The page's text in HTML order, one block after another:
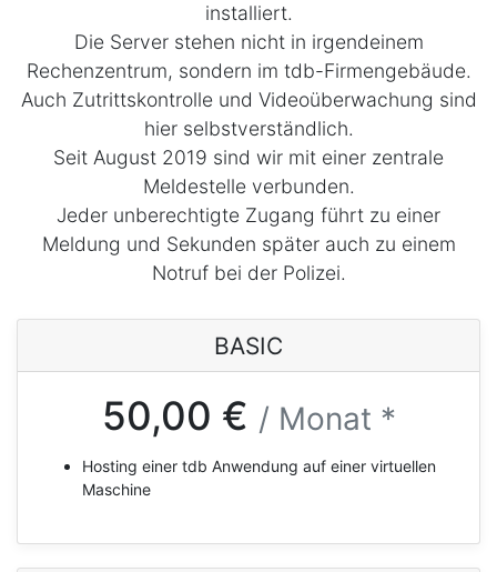
installiert.
Die Server stehen nicht in irgendeinem
Rechenzentrum, sondern im tdb-Firmengebäude.
Auch Zutrittskontrolle und Videoüberwachung sind
hier selbstverständlich.
Seit August 2019 sind wir mit einer zentrale
Meldestelle verbunden.
Jeder unberechtigte Zugang führt zu einer
Meldung und Sekunden später auch zu einem
Notruf bei der Polizei.
BASIC
50,00 € / Monat *
Hosting einer tdb Anwendung auf einer virtuellen
Maschine